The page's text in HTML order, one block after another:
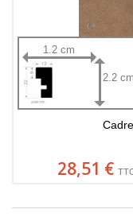
1.2 cm
2.2 cm
28,51 €